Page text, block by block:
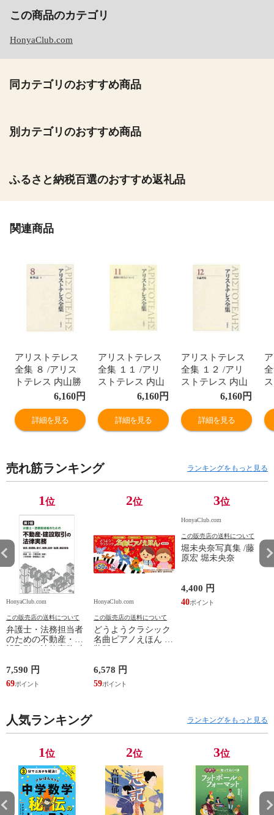
この商品のカテゴリ
HonyaClub.com
同カテゴリのおすすめ商品
別カテゴリのおすすめ商品
ふるさと納税百選のおすすめ返礼品
関連商品
アリストテレス
全集 ８ /アリス
トテレス 内山勝
6,160円
詳細を見る
アリストテレス
全集 １１ /アリ
ストテレス 内山
勝利 神崎繁6,160円
詳細を見る
アリストテレス
全集 １２ /アリ
ストテレス 内山
勝利 神崎繁6,160円
詳細を見る
売れ筋ランキング ランキングをもっと見る
1位
HonyaClub.com
この販売店の送料について
弁護士・法務担当者
のための不動産・建
開発、設計・監理、
建設請負 第２版 /富
田裕 小里佳嵩
7,590 円
69
2位
HonyaClub.com
この販売店の送料について
どうようクラシック
名曲ピアノえほん 新
ワシマミワコ
6,578 円
59
3位
HonyaClub.com
この販売店の送料について
堀未央奈写真集 /藤
原宏 堀未央奈
4,400 円
40
人気ランキング ランキングをもっと見る
1位 2位 3位